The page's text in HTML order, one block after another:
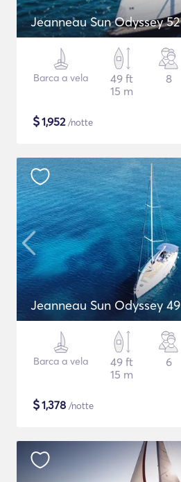
Jeanneau Sun Odyssey 52
Barca a vela
49 ft
15 m
8
$1,952/notte
Jeanneau Sun Odyssey 49
Barca a vela
49 ft
15 m
6
$1,378 /notte